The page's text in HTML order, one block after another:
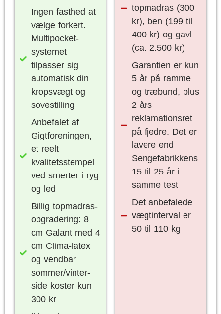
Ingen fasthed at
vælge forkert.
Multipocket-
systemet
tilpasser sig
automatisk din
kropsvægt og
sovestilling
Anbefalet af
Gigtforeningen,
et reelt
kvalitetsstempel
ved smerter i ryg
og led
Billig topmadras-
opgradering: 8
cm Galant med 4
cm Clima-latex
og vendbar
sommer/vinter-
side koster kun
300 kr
topmadras (300
kr), ben (199 til
400 kr) og gavl
(ca. 2.500 kr)
Garantien er kun
5 år på ramme
og træbund, plus
2 års
reklamationsret
på fjedre. Det er
lavere end
Sengefabrikkens
15 til 25 år i
samme test
Det anbefalede
vægtinterval er
50 til 110 kg